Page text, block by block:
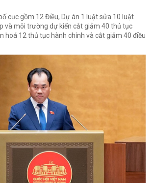
cục gồm 12 Điều, Dự án 1 luật sửa 10 luật
và môi trường dự kiến cắt giảm 40 thủ tục
hoá 12 thủ tục hành chính và cắt giảm 40 điều